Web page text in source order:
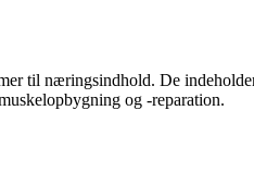
til næringsindhold. De
og -reparation.